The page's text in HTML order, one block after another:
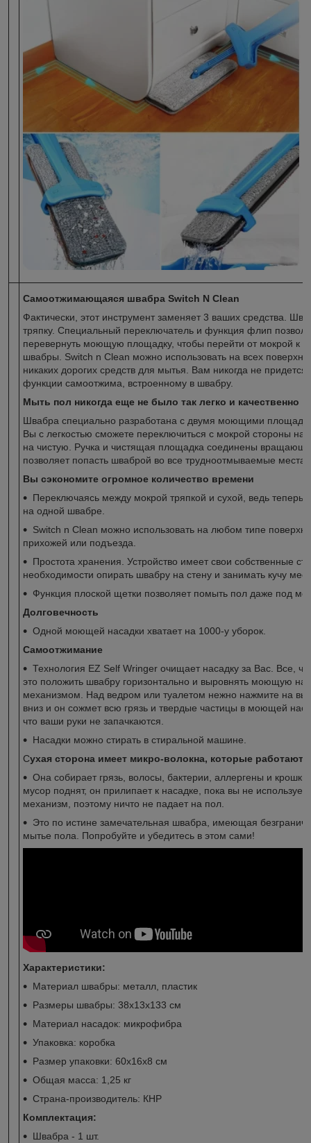
Самоотжимающаяся швабра Switch N Clean
Фактически, этот инструмент заменяет 3 ваших средства.
тряпку. Специальный переключатель и функция флип
перевернуть моющую площадку, чтобы перейти от мокрой к
швабры. Switch n Clean можно использовать на всех
никаких дорогих средств для мытья. Вам никогда не придется
функции самоотжима, встроенному в швабру.
Мыть пол никогда еще не было так легко и качественно
Швабра специально разработана с двумя моющими
Вы с легкостью сможете переключиться с мокрой стороны на
на чистую. Ручка и чистящая площадка соединены
позволяет попасть шваброй во все трудноотмываемые места;
Вы сэкономите огромное количество времени
Переключаясь между мокрой тряпкой и сухой, ведь теперь
на одной швабре.
Switch n Clean можно использовать на любом типе
прихожей или подъезда.
Простота хранения. Устройство имеет свои собственные
необходимости опирать швабру на стену и занимать кучу
Функция плоской щетки позволяет помыть пол даже под
Долговечность
Одной моющей насадки хватает на 1000-у уборок.
Самоотжимание
Технология EZ Self Wringer очищает насадку за Вас. Все,
это положить швабру горизонтально и выровнять моющую
механизмом. Над ведром или туалетом нежно нажмите на
вниз и он сожмет всю грязь и твердые частицы в моющей
что ваши руки не запачкаются.
Насадки можно стирать в стиральной машине.
Сухая сторона имеет микро-волокна, которые работают
Она собирает грязь, волосы, бактерии, аллергены и крошки,
мусор поднят, он прилипает к насадке, пока вы не
механизм, поэтому ничто не падает на пол.
Это по истине замечательная швабра, имеющая
мытье пола. Попробуйте и убедитесь в этом сами!
Характеристики:
Материал швабры: металл, пластик
Размеры швабры: 38x13x133 см
Материал насадок: микрофибра
Упаковка: коробка
Размер упаковки: 60х16х8 см
Общая масса: 1,25 кг
Страна-производитель: КНР
Комплектация:
Швабра - 1 шт.